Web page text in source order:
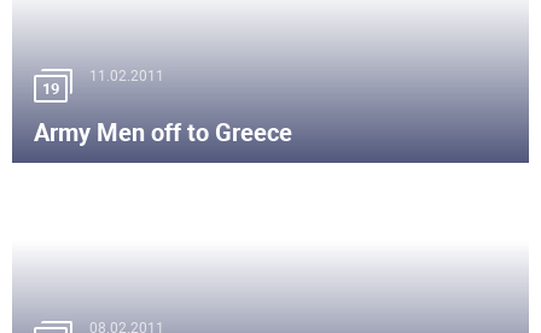
19
11.02.2011
Army Men off to Greece
08.02.2011